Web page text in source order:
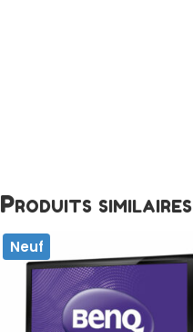
Produits similaires
Neuf